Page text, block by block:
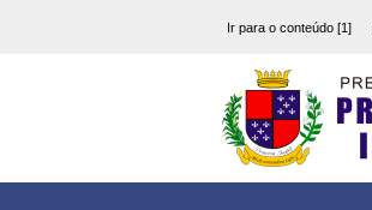
Ir para o conteúdo [1]